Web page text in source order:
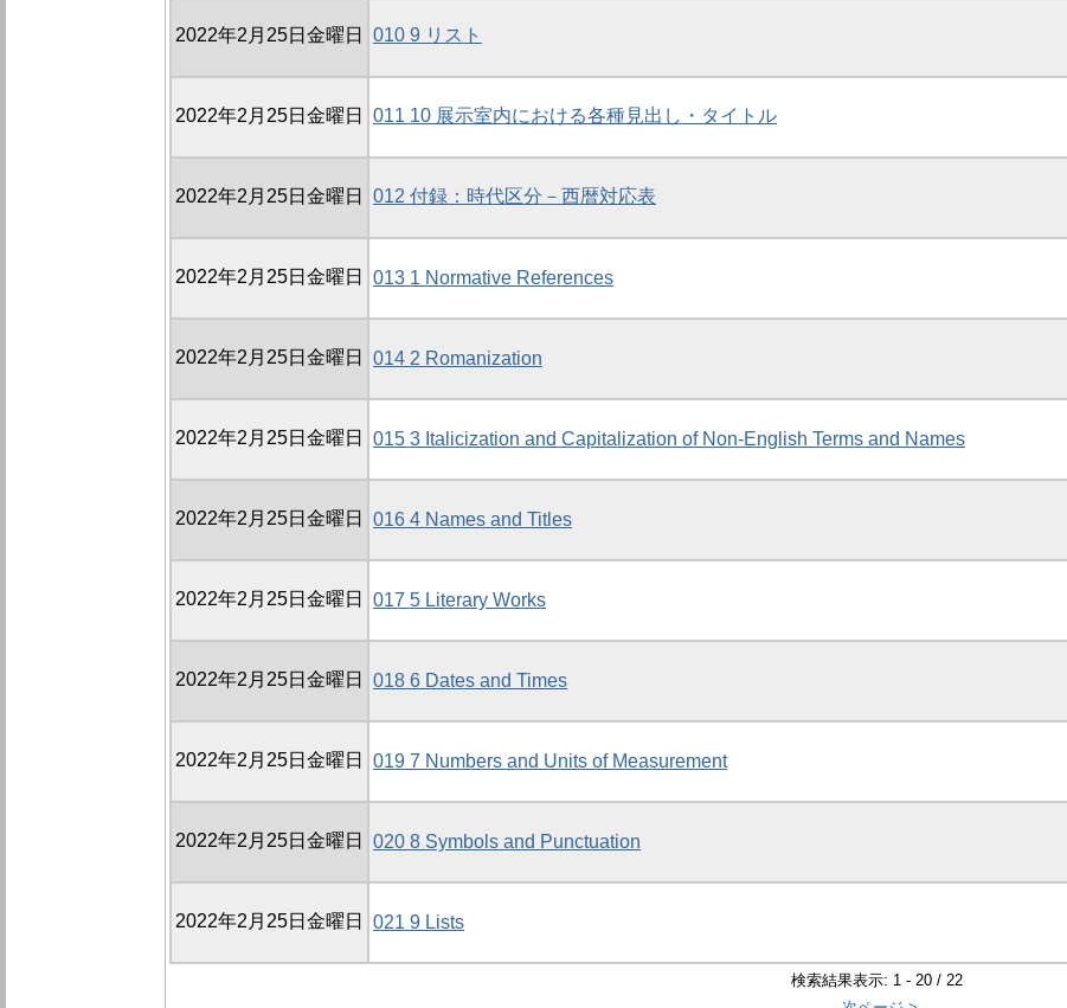
2022年2月25日金曜日 010 9 リスト
2022年2月25日金曜日 011 10 展示室内における各種見出し・タイトル
2022年2月25日金曜日 012 付録：時代区分－西暦対応表
2022年2月25日金曜日 013 1 Normative References
2022年2月25日金曜日 014 2 Romanization
2022年2月25日金曜日 015 3 Italicization and Capitalization of Non-English Terms and Names
2022年2月25日金曜日 016 4 Names and Titles
2022年2月25日金曜日 017 5 Literary Works
2022年2月25日金曜日 018 6 Dates and Times
2022年2月25日金曜日 019 7 Numbers and Units of Measurement
2022年2月25日金曜日 020 8 Symbols and Punctuation
2022年2月25日金曜日 021 9 Lists
検索結果表示: 1 - 20 / 22